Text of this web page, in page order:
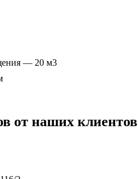
— 20 м3
от наших клиентов